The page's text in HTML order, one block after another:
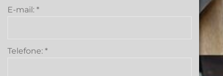
E-mail: *
Telefone: *